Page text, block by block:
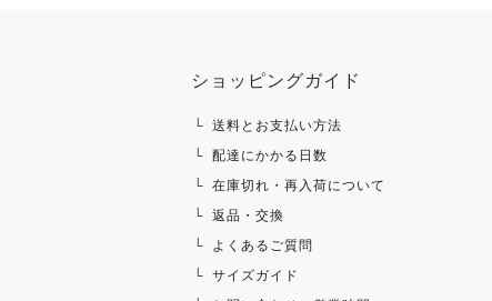
ショッピングガイド
送料とお支払い方法
配達にかかる日数
在庫切れ・再入荷について
返品・交換
よくあるご質問
サイズガイド